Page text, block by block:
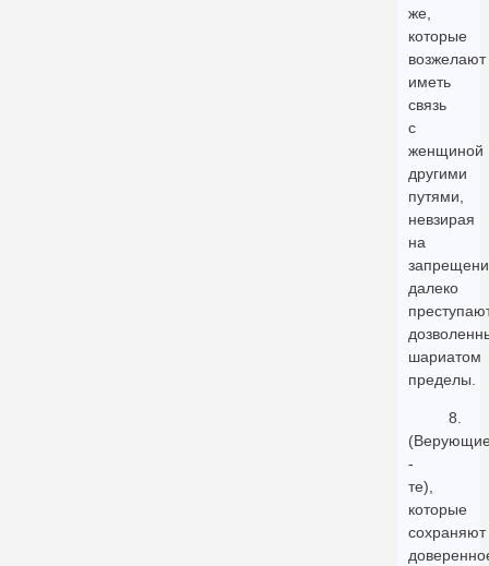
же,
которые
возжелают
иметь
связь
с
женщиной
другими
путями,
невзирая
на
далеко
шариатом
пределы.
8.
-
те),
которые
сохраняют